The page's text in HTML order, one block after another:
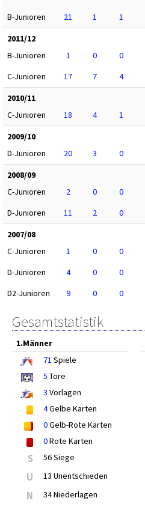
B-Junioren
21 1 1
2011/12
B-Junioren
1 0 0
C-Junioren
17 7 4
2010/11
C-Junioren
18 4 1
2009/10
D-Junioren
20 3 0
2008/09
C-Junioren
2 0 0
D-Junioren
11 2 0
2007/08
C-Junioren
1 0 0
D-Junioren
4 0 0
D2-Junioren
9 0 0
Gesamtstatistik
1.Männer
71 Spiele
5 Tore
3 Vorlagen
4Gelbe Karten
0Gelb-Rote Karten
0Rote Karten
S 56 Siege
U 13 Unentschieden
N 34 Niederlagen